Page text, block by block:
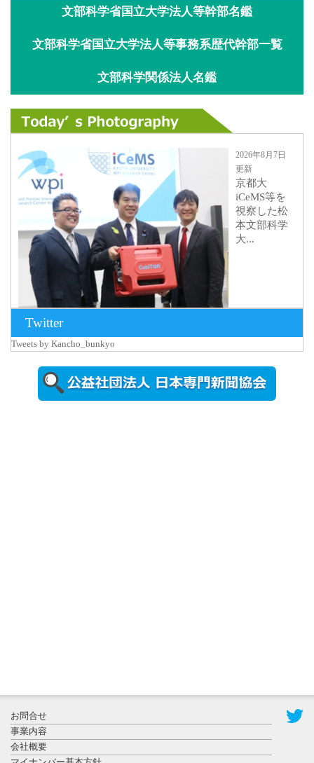
文部科学省国立大学法人等幹部名鑑
文部科学省国立大学法人等事務系歴代幹部一覧
文部科学関係法人名鑑
2026年8月7日
更新
京都大
iCeMS等を
視察した松
本文部科学
大...
2026年8月5日
更新
農工大で大
登録有形文
化財となっ
Twitter
Tweets by Kancho_bunkyo
お問合せ
事業内容
会社概要